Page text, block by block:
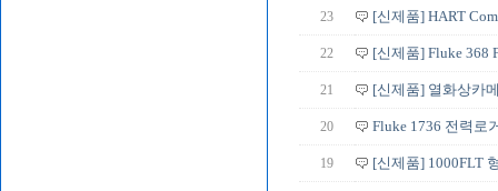
23 [신제품] HART
22 [신제품] Fluke 368
21 [신제품] 열화상카
20 Fluke 1736 전력로
19 [신제품] 1000FLT